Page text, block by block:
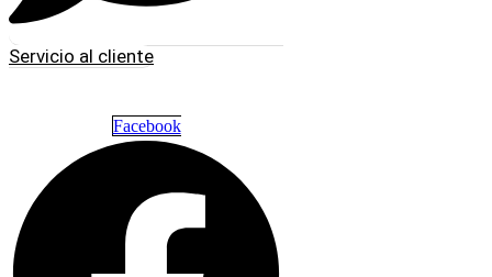
Servicio al cliente
Facebook